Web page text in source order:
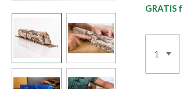
GRATIS